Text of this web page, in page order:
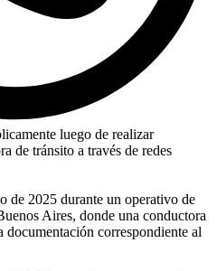
luego de realizar
de tránsito a través de redes
de 2025 durante un operativo de
Aires, donde una conductora
correspondiente al